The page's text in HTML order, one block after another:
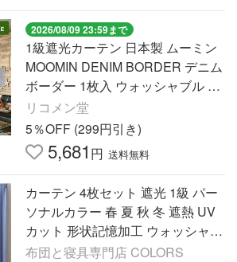
2026/08/09 23:59まで
1級遮光カーテン 日本製 ムーミン
MOOMIN DENIM BORDER デニム
ボーダー 1枚入 ウォッシャブル 洗
える 形状記憶加工 北欧 おしゃれ
代引不可
リコメン堂
5％OFF (299円引き)
5,681 円 送料無料
カーテン 4枚セット 遮光 1級 パー
ソナルカラー 春 夏 秋 冬 遮熱 UV
カット 形状記憶加工 ウォッシャブ
ル 洗える 一人暮らし
布団と寝具専門店 COLORS